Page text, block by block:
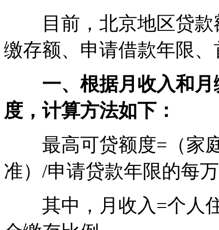
目前，北京地区贷款
缴存额、申请借款年限
一、根据月收入和
度，计算方法如下：
最高可贷额度=（家庭
准）/申请贷款年限的每
其中，月收入=个人住